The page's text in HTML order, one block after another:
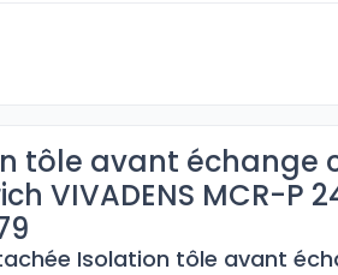
tôle avant échange
VIVADENS MCR-P
Isolation tôle avant